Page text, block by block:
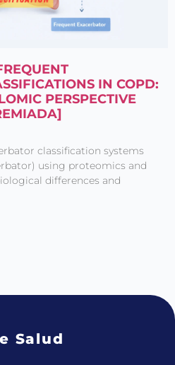
IN COPD:
PERSPECTIVE
classification systems
using proteomics and
differences and
Salud